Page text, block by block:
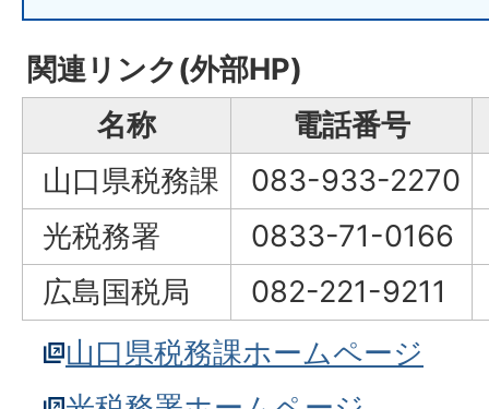
関連リンク(外部HP)
名称
電話番号
山口県税務課
083-933-2270
光税務署
0833-71-0166
広島国税局
082-221-9211
山口県税務課ホームページ